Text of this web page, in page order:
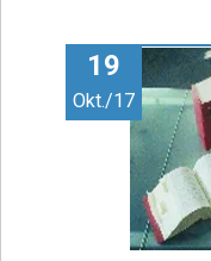
Video19
Okt./17